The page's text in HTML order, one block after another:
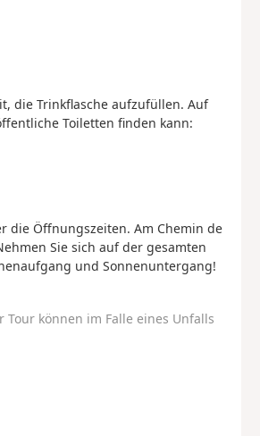
die Trinkflasche aufzufüllen. Auf
Toiletten finden kann:
die Öffnungszeiten. Am Chemin de
Sie sich auf der gesamten
und Sonnenuntergang!
können im Falle eines Unfalls